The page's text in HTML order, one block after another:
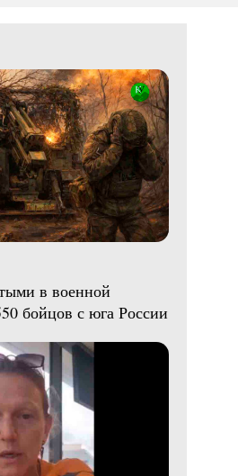
в военной
бойцов с юга России